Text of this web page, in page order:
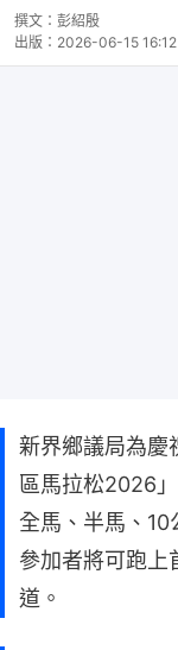
撰文： 彭紹殷
出版： 2026-06-15 16:12
新界鄉議局為慶
區馬拉松2026
全馬、半馬、10
參加者將可跑上
道。